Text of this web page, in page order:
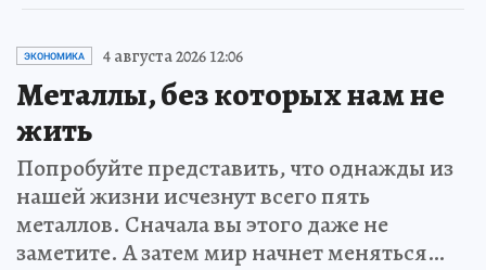
ЭКОНОМИКА 4 августа 2026 12:06
Металлы, без которых нам не
жить
Попробуйте представить, что однажды из
нашей жизни исчезнут всего пять
металлов. Сначала вы этого даже не
заметите. А затем мир начнет меняться…